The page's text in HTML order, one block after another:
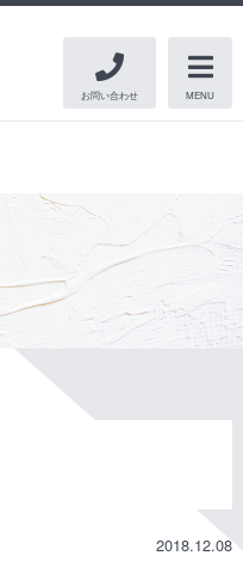
お問い合わせ MENU
2018.12.08